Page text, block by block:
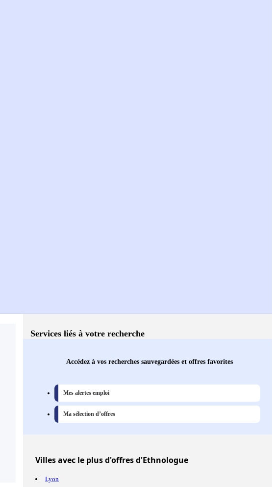
Services liés à votre recherche
Accédez à vos recherches sauvegardées et offres favorites
Mes alertes emploi
Ma sélection d’offres
Villesavec le plus d'offres d'Ethnologue
Lyon